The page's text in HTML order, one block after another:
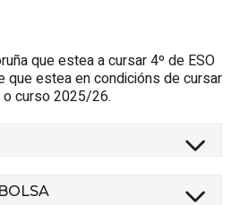
que estea a cursar 4º de ESO
que estea en condicións de cursar
o curso2025/26.